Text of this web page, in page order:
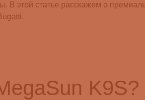
В этой статье расскажем о
K9S?